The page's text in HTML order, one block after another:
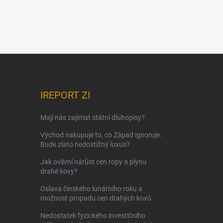
IREPORT ZI
Mají nás zajímat státní dluhopisy?
Východ nakupuje to, co Západ ignoruje.
Bude zlato nedostižný luxus?
Jak ovlivní nárůst cen ropy a plynu
drahé kovy?
Oslava čínského lunárního roku a
možnost propadu cen drahých kovů
Nedostatek fyzického investičního